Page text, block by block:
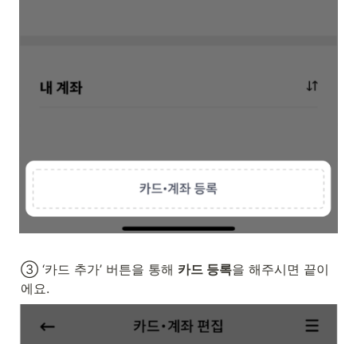
③ ‘카드 추가’ 버튼을 통해 카드 등록을 해주시면 끝이
에요.